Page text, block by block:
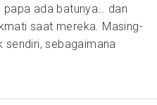
ada batunya… dan
saat mereka. Masing-
sendiri, sebagaimana